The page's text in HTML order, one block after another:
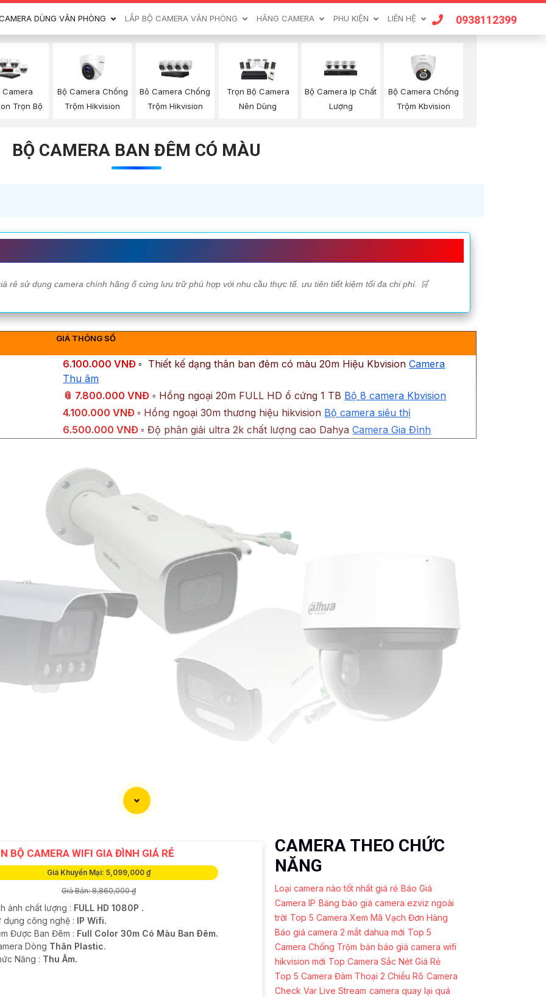
DÙNG VĂN PHÒNG LẮP BỘ CAMERA VĂN PHÒNG HÃNG CAMERA PHU KIỆN LIÊN HỆ 0938112399
Camera
Trọn Bộ
Bộ Camera Chống
Trộm Hikvision
Bô Camera Chống
Trộm Hikvision
Trọn Bộ Camera
Nên Dùng
Bộ Camera Ip Chất
Lượng
Bộ Camera Chống
Trộm Kbvision
BỘ CAMERA BAN ĐÊM CÓ MÀU
rẻ sử dụng camera chính hãng ổ cứng lưu trữ phú hợp với nhu cầu thực tế. ưu tiên tiết kiệm tối đa chi phí. 🛒
GIÁ THÔNG SỐ
6.100.000 VNĐ▫ ️ Thiết kế dạng thân ban đêm có màu 20m Hiệu KbvisionCamera
Thu âm
📎 7.800.000 VNĐ ▫️ Hồng ngoại 20m FULL HD ổ cứng 1 TB Bộ 8 camera Kbvision
4.100.000 VNĐ▫️ Hồng ngoại 30m thương hiệu hikvision Bộ camera siêu thị
6.500.000 VNĐ▫️ Độ phân giải ultra 2k chất lượng cao DahyaCamera Gia Đình
BỘ CAMERA WIFI GIA ĐÌNH GIÁ RẺ
Giá Khuyến Mại: 5,099,000 ₫
Giá Bán: 8,860,000 ₫
ảnh chất lượng : FULL HD 1080P .
công nghệ : IP Wifi.
Được Ban Đêm : Full Color 30m Có Màu Ban Ðêm.
Dòng Thân Plastic.
Năng : Thu Âm.
CAMERA THEO CHỨC
NĂNG
Loại camera nào tốt nhất giá rẻ Báo Giá
Camera IP Bảng báo giá camera ezviz ngoài
trời Top 5 Camera Xem Mã Vạch Đơn Hàng
Báo giá camera 2 mắt dahua mới Top 5
Camera Chống Trộm bản báo giá camera wifi
hikvision mới Top Camera Sắc Nét Giá Rẻ
Top 5 Camera Đàm Thoại 2 Chiều Rõ Camera
Check Var Live Stream camera quay lại quá